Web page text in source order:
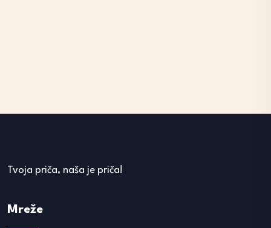
Tvoja priča, naša je priča!
Mreže